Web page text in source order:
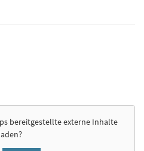
bereitgestellte externe Inhalte